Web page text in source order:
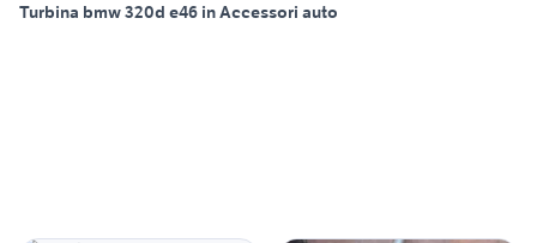
Turbina bmw 320d e46 in Accessori auto